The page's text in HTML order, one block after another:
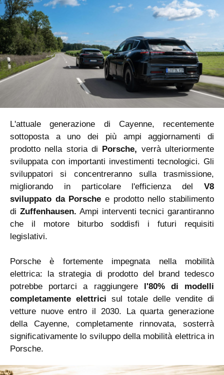
L'attuale generazione di Cayenne, recentemente
sottoposta a uno dei più ampi aggiornamenti di
prodotto nella storia di Porsche, verrà ulteriormente
sviluppata con importanti investimenti tecnologici. Gli
sviluppatori si concentreranno sulla trasmissione,
migliorando in particolare l'efficienza del V8
sviluppato da Porsche e prodotto nello stabilimento
di Zuffenhausen.Ampi interventi tecnici garantiranno
che il motore biturbo soddisfi i futuri requisiti
legislativi.
Porsche è fortemente impegnata nella mobilità
elettrica: la strategia di prodotto del brand tedesco
potrebbe portarci a raggiungere l'80% di modelli
completamente elettrici sul totale delle vendite di
vetture nuove entro il 2030. La quarta generazione
della Cayenne, completamente rinnovata, sosterrà
significativamente lo sviluppo della mobilità elettrica in
Porsche.